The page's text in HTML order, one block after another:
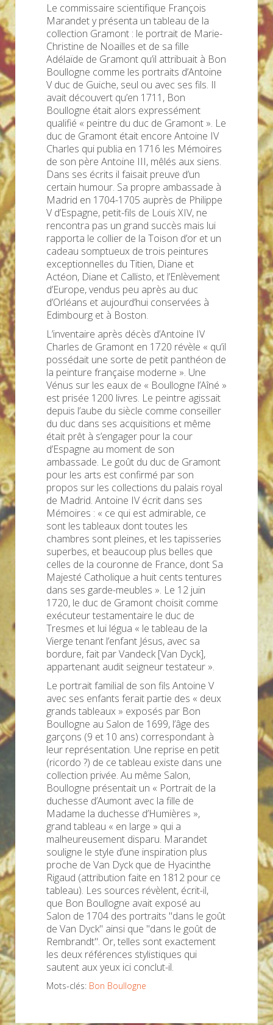
Le commissaire scientifique François
Marandet y présenta un tableau de la
collection Gramont : le portrait de Marie-
Christine de Noailles et de sa fille
Adélaïde de Gramont qu’il attribuait à Bon
Boullogne comme les portraits d’Antoine
V duc de Guiche, seul ou avec ses fils. Il
avait découvert qu’en 1711, Bon
Boullogne était alors expressément
qualifié « peintre du duc de Gramont ». Le
duc de Gramont était encore Antoine IV
Charles qui publia en 1716 les Mémoires
de son père Antoine III, mêlés aux siens.
Dans ses écrits il faisait preuve d’un
certain humour. Sa propre ambassade à
Madrid en 1704-1705 auprès de Philippe
V d’Espagne, petit-fils de Louis XIV, ne
rencontra pas un grand succès mais lui
rapporta le collier de la Toison d’or et un
cadeau somptueux de trois peintures
exceptionnelles du Titien, Diane et
Actéon, Diane et Callisto, et l’Enlèvement
d’Europe, vendus peu après au duc
d’Orléans et aujourd’hui conservées à
Edimbourg et à Boston.
L’inventaire après décès d’Antoine IV
Charles de Gramont en 1720 révèle « qu’il
possédait une sorte de petit panthéon de
la peinture française moderne ». Une
Vénus sur les eaux de « Boullogne l’Aîné »
est prisée 1200 livres. Le peintre agissait
depuis l’aube du siècle comme conseiller
du duc dans ses acquisitions et même
était prêt à s’engager pour la cour
d’Espagne au moment de son
ambassade. Le goût du duc de Gramont
pour les arts est confirmé par son
propos sur les collections du palais royal
de Madrid. Antoine IV écrit dans ses
Mémoires : « ce qui est admirable, ce
sont les tableaux dont toutes les
chambres sont pleines, et les tapisseries
superbes, et beaucoup plus belles que
celles de la couronne de France, dont Sa
Majesté Catholique a huit cents tentures
dans ses garde-meubles ». Le 12 juin
1720, le duc de Gramont choisit comme
exécuteur testamentaire le duc de
Tresmes et lui légua « le tableau de la
Vierge tenant l’enfant Jésus, avec sa
bordure, fait par Vandeck [Van Dyck],
appartenant audit seigneur testateur ».
Le portrait familial de son fils Antoine V
avec ses enfants ferait partie des « deux
grands tableaux » exposés par Bon
Boullogne au Salon de 1699, l’âge des
garçons (9 et 10 ans) correspondant à
leur représentation. Une reprise en petit
(ricordo ?) de ce tableau existe dans une
collection privée. Au même Salon,
Boullogne présentait un « Portrait de la
duchesse d’Aumont avec la fille de
Madame la duchesse d’Humières »,
grand tableau « en large » qui a
malheureusement disparu. Marandet
souligne le style d’une inspiration plus
proche de Van Dyck que de Hyacinthe
Rigaud (attribution faite en 1812 pour ce
tableau). Les sources révèlent, écrit-il,
que Bon Boullogne avait exposé au
Salon de 1704 des portraits "dans le goût
de Van Dyck" ainsi que "dans le goût de
Rembrandt". Or, telles sont exactement
les deux références stylistiques qui
sautent aux yeux ici conclut-il.
Mots-clés: Bon Boullogne